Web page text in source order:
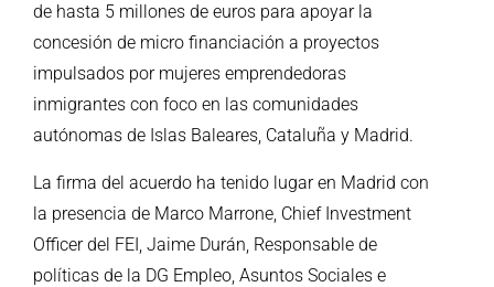
de hasta 5 millones de euros para apoyar la
concesión de micro financiación a proyectos
impulsados por mujeres emprendedoras
inmigrantes con foco en las comunidades
autónomas de Islas Baleares, Cataluña y Madrid.
La firma del acuerdo ha tenido lugar en Madrid con
la presencia de Marco Marrone, Chief Investment
Officer del FEI, Jaime Durán, Responsable de
políticas de la DG Empleo, Asuntos Sociales e